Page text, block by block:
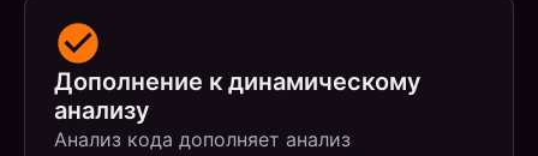
Дополнение к динамическому
анализу
Анализ кода дополняет анализ